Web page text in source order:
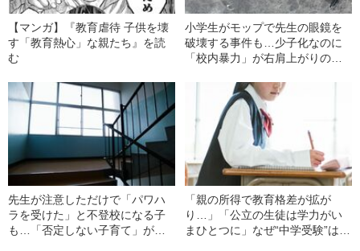
【マンガ】『教育虐待 子供を壊
す「教育熱心」な親たち』を読
む
小学生がモップで先生の眼鏡を
破壊する事件も…少子化なのに
「校内暴力」が右肩上がりの理
先生が注意しただけで「パワハ
ラを受けた」と不登校になる子
も…「否定しない子育て」が招
「親の所得で教育格差が拡が
り…」「公立の生徒は学力がい
まひとつに」なぜ“中学受験”はこ